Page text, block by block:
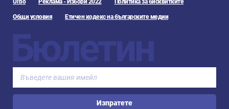
Urbo Реклама - Избори 2022 Политика за бисквитките
Общи условия Етичен кодекс на българските медии
Бюлетин
Изпратете